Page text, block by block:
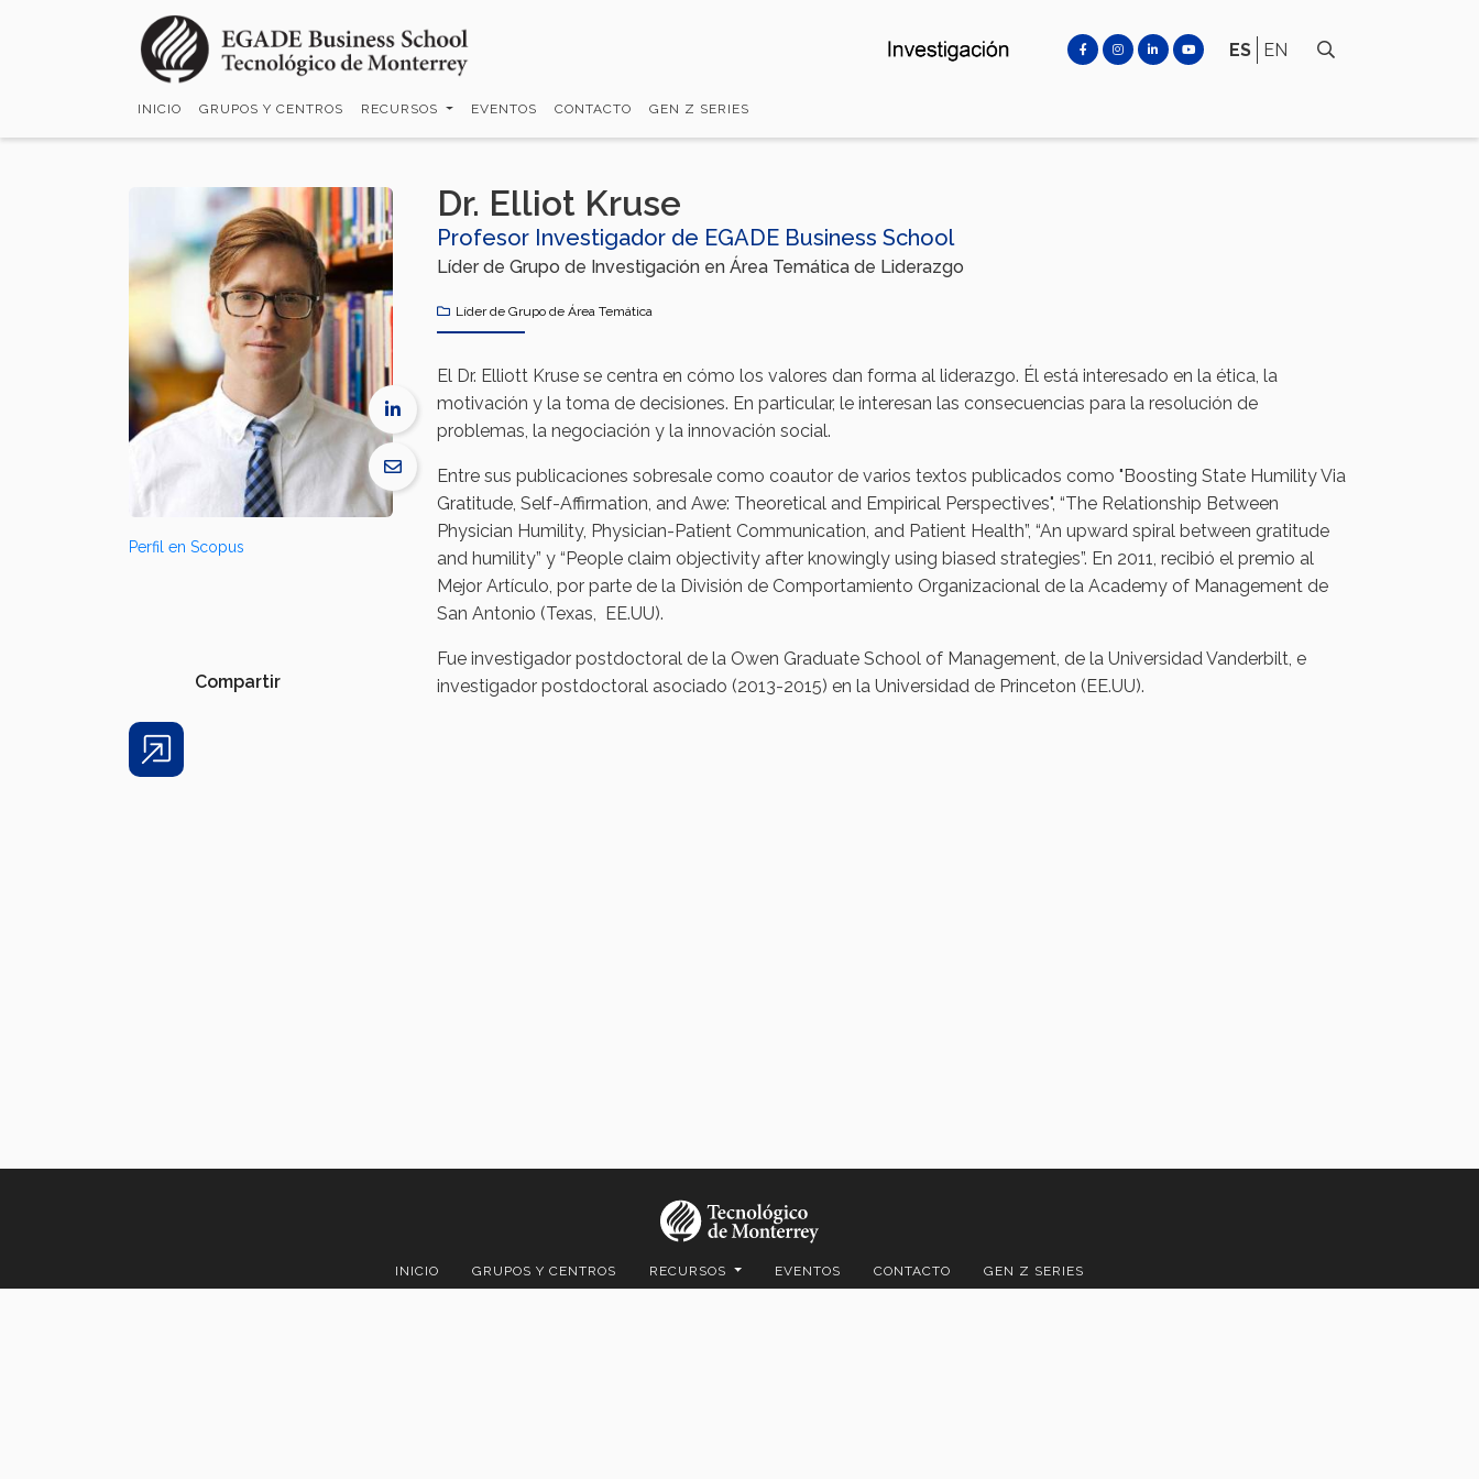
ES EN
INICIO GRUPOS Y CENTROS RECURSOS EVENTOS CONTACTO GEN Z SERIES
Dr. Elliot Kruse
Profesor Investigador de EGADE Business School
Líder de Grupo de Investigación en Área Temática de Liderazgo
Perfil en Scopus
Líder de Grupo de Área Temática
El Dr. Elliott Kruse se centra en cómo los valores dan forma al liderazgo. Él está interesado en la ética, la
motivación y la toma de decisiones. En particular, le interesan las consecuencias para la resolución de
problemas, la negociación y la innovación social.
Entre sus publicaciones sobresale como coautor de varios textos publicados como "Boosting State Humility Via
Gratitude, Self-Affirmation, and Awe: Theoretical and Empirical Perspectives", “The Relationship Between
Physician Humility, Physician-Patient Communication, and Patient Health”, “An upward spiral between gratitude
and humility” y “People claim objectivity after knowingly using biased strategies”. En 2011, recibió el premio al
Mejor Artículo, por parte de la División de Comportamiento Organizacional de la Academy of Management de
San Antonio (Texas, EE.UU).
Fue investigador postdoctoral de la Owen Graduate School of Management, de la Universidad Vanderbilt, e
investigador postdoctoral asociado (2013-2015) en la Universidad de Princeton (EE.UU).
Share
Compartir
INICIO GRUPOS Y CENTROS RECURSOS EVENTOS CONTACTO GEN Z SERIES